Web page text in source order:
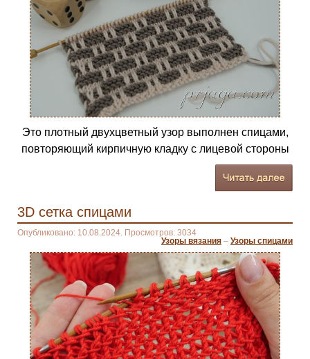
Это плотный двухцветный узор выполнен спицами,
повторяющий кирпичную кладку с лицевой стороны
3D сетка спицами
Опубликовано: 10.08.2024. Просмотров: 3034
Узоры вязания – Узоры спицами